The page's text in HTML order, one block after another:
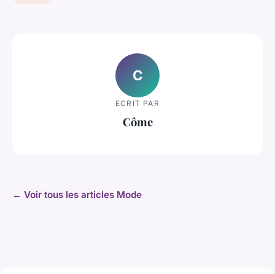
C
ECRIT PAR
Côme
← Voir tous les articles Mode